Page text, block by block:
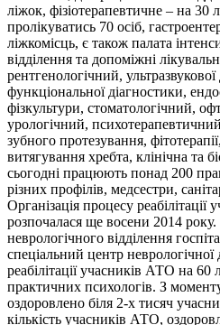
ліжок, фізіотерапевтичне – на 30
пролікуватись 70 осіб,
ліжкомісць, є також палата
відділення та допоміжні
рентгенологічний,
функціональної діагностики,
фізкультури, стоматологічний,
урологічний,
зубного протезування,
витягування хребта, клінічна та
сьогодні працюють понад 200
різних профілів, медсестри,
Організація процесу реабілітації
розпочалася ще восени 2014 року.
неврологічного відділення
спеціальний центр
реабілітації учасників АТО на 60
практичних психологів. З
оздоровлено біля 2-х тисяч
кількість учасників АТО,